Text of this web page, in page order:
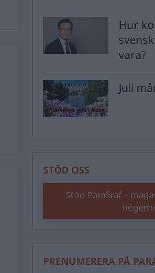
Hur
vara?
Juli
STÖD OSS
Stöd Para§raf –
PRENUMERERA PÅ